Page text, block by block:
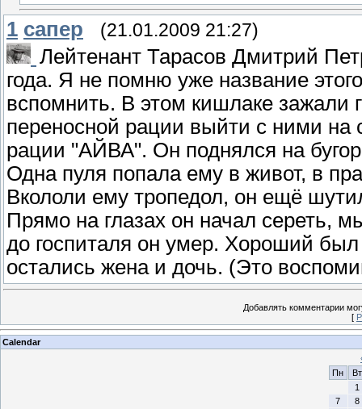
1 сапер (21.01.2009 21:27)
Лейтенант Тарасов Дмитрий
года. Я не помню уже название
вспомнить. В этом кишлаке
переносной рации выйти с ними на
рации "АЙВА". Он поднялся на
Одна пуля попала ему в живот, в
Вкололи ему тропедол, он ещё
Прямо на глазах он начал сереть,
до госпиталя он умер. Хороший
остались жена и дочь. (Это
Добавлять комментарии
[
Calendar
Пн
Вт
1
7
8